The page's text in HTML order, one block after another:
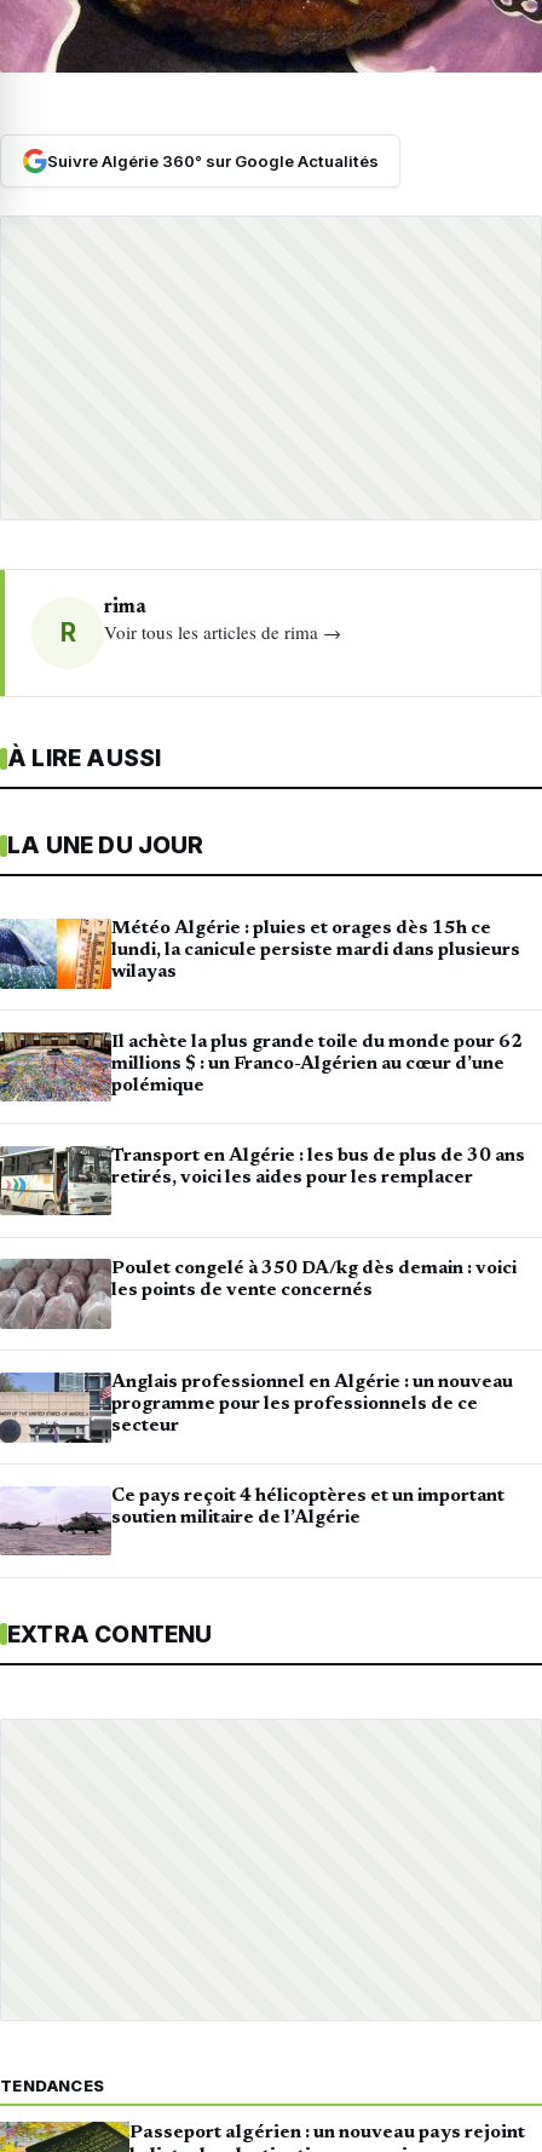
Suivre Algérie 360° sur Google Actualités
R
rima
Voir tous les articles de rima →
À LIRE AUSSI
LA UNE DU JOUR
Météo Algérie : pluies et orages dès 15h ce
lundi, la canicule persiste mardi dans plusieurs
wilayas
Il achète la plus grande toile du monde pour 62
millions $ : un Franco-Algérien au cœur d’une
polémique
Transport en Algérie : les bus de plus de 30 ans
retirés, voici les aides pour les remplacer
Poulet congelé à 350 DA/kg dès demain : voici
les points de vente concernés
Anglais professionnel en Algérie : un nouveau
programme pour les professionnels de ce
secteur
Ce pays reçoit 4 hélicoptères et un important
soutien militaire de l’Algérie
EXTRA CONTENU
TENDANCES
Passeport algérien : un nouveau pays rejoint